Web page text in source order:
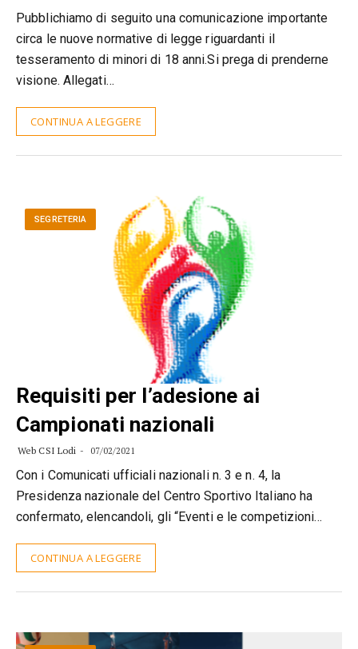
Pubblichiamo di seguito una comunicazione importante
circa le nuove normative di legge riguardanti il
tesseramento di minori di 18 anni.Si prega di prenderne
visione. Allegati…
CONTINUA A LEGGERE
SEGRETERIA
Requisiti per l’adesione ai
Campionati nazionali
Web CSI Lodi 07/02/2021
Con i Comunicati ufficiali nazionali n. 3 e n. 4, la
Presidenza nazionale del Centro Sportivo Italiano ha
confermato, elencandoli, gli “Eventi e le competizioni…
CONTINUA A LEGGERE